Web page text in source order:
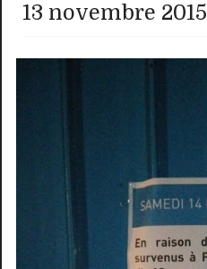
13 novembre 2015